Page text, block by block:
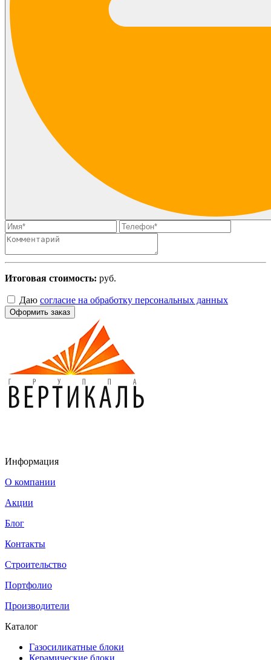
Итоговая стоимость: руб.
Даю согласие на обработку персональных данных
Оформить заказ
Информация
О компании
Акции
Блог
Контакты
Строительство
Портфолио
Производители
Каталог
Газосиликатные блоки
Керамические блоки